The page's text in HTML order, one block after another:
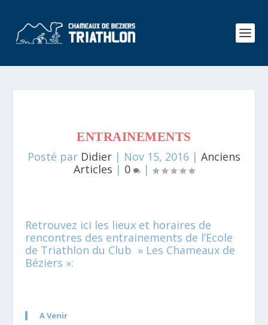
ENTRAINEMENTS
Posté par Didier | Nov 15, 2016 | Anciens
Articles | 0 |
Retrouvez ici les lieux et horaires de
rencontres des entrainements de l’Ecole
de Triathlon du Club » Les Chameaux de
Béziers »:
A Venir